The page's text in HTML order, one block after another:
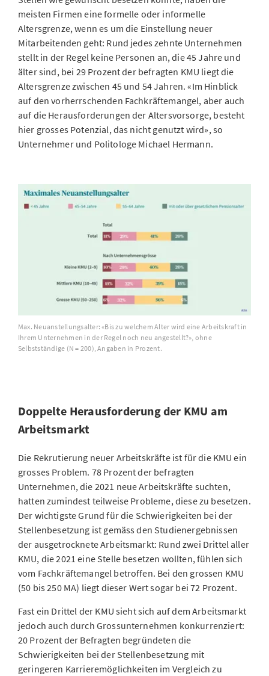
meisten Firmen eine formelle oder informelle
Altersgrenze, wenn es um die Einstellung neuer
Mitarbeitenden geht: Rund jedes zehnte Unternehmen
stellt in der Regel keine Personen an, die 45 Jahre und
älter sind, bei 29 Prozent der befragten KMU liegt die
Altersgrenze zwischen 45 und 54 Jahren. «Im Hinblick
auf den vorherrschenden Fachkräftemangel, aber auch
auf die Herausforderungen der Altersvorsorge, besteht
hier grosses Potenzial, das nicht genutzt wird», so
Unternehmer und Politologe Michael Hermann.
Max. Neuanstellungsalter: «Bis zu welchem Alter wird eine Arbeitskraft in
Ihrem Unternehmen in der Regel noch neu angestellt?», ohne
Selbstständige (N = 200), Angaben in Prozent.
Doppelte Herausforderung der KMU am
Arbeitsmarkt
Die Rekrutierung neuer Arbeitskräfte ist für die KMU ein
grosses Problem. 78 Prozent der befragten
Unternehmen, die 2021 neue Arbeitskräfte suchten,
hatten zumindest teilweise Probleme, diese zu besetzen.
Der wichtigste Grund für die Schwierigkeiten bei der
Stellenbesetzung ist gemäss den Studienergebnissen
der ausgetrocknete Arbeitsmarkt: Rund zwei Drittel aller
KMU, die 2021 eine Stelle besetzen wollten, fühlen sich
vom Fachkräftemangel betroffen. Bei den grossen KMU
(50 bis 250 MA) liegt dieser Wert sogar bei 72 Prozent.
Fast ein Drittel der KMU sieht sich auf dem Arbeitsmarkt
jedoch auch durch Grossunternehmen konkurrenziert:
20 Prozent der Befragten begründeten die
Schwierigkeiten bei der Stellenbesetzung mit
geringeren Karrieremöglichkeiten im Vergleich zu